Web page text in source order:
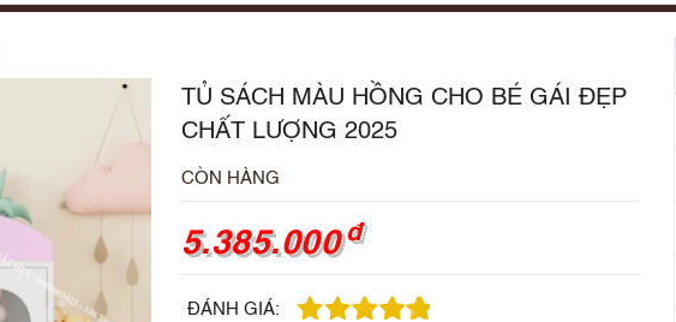
TỦ SÁCH MÀU HỒNG CHO BÉ GÁI ĐẸP
CHẤT LƯỢNG 2025
CÒN HÀNG
5.385.000đ
ĐÁNH GIÁ: